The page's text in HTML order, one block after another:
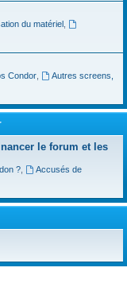
du matériel,
Condor,
Autres screens,
le forum et les
?,
Accusés de